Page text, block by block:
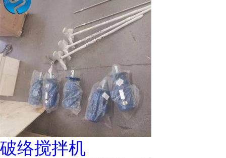
破络搅拌机